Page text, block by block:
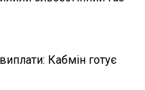
Кабмін готує